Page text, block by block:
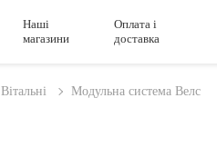
Наші
магазини
Оплата і
доставка
Вiтальнi Модульна система Велс